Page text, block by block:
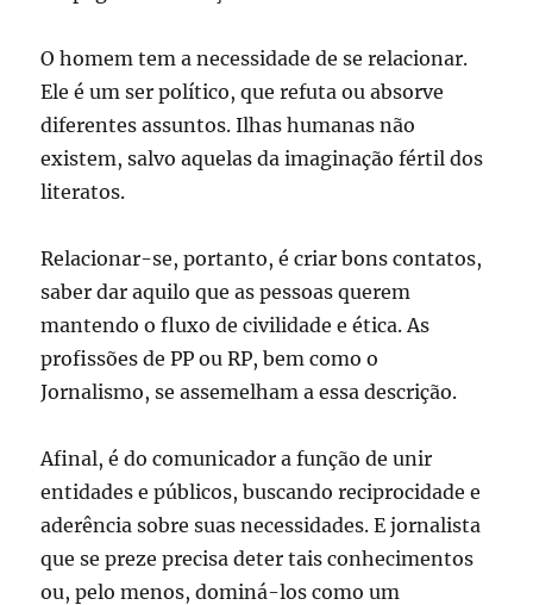
O homem tem a necessidade de se relacionar.
Ele é um ser político, que refuta ou absorve
diferentes assuntos. Ilhas humanas não
existem, salvo aquelas da imaginação fértil dos
literatos.
Relacionar-se, portanto, é criar bons contatos,
saber dar aquilo que as pessoas querem
mantendo o fluxo de civilidade e ética. As
profissões de PP ou RP, bem como o
Jornalismo, se assemelham a essa descrição.
Afinal, é do comunicador a função de unir
entidades e públicos, buscando reciprocidade e
aderência sobre suas necessidades. E jornalista
que se preze precisa deter tais conhecimentos
ou, pelo menos, dominá-los como um